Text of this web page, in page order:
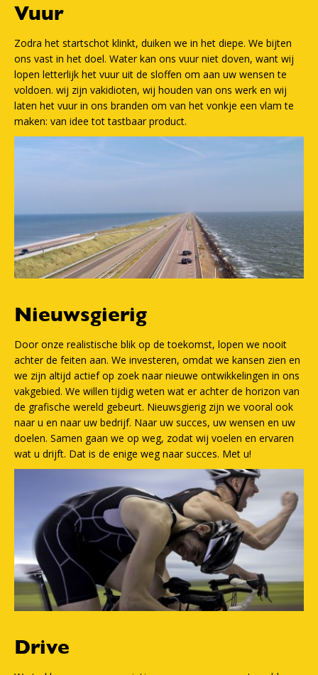
Vuur
Zodra het startschot klinkt, duiken we in het diepe. We bijten
ons vast in het doel. Water kan ons vuur niet doven, want wij
lopen letterlijk het vuur uit de sloffen om aan uw wensen te
voldoen. wij zijn vakidioten, wij houden van ons werk en wij
laten het vuur in ons branden om van het vonkje een vlam te
maken: van idee tot tastbaar product.
Nieuwsgierig
Door onze realistische blik op de toekomst, lopen we nooit
achter de feiten aan. We investeren, omdat we kansen zien en
we zijn altijd actief op zoek naar nieuwe ontwikkelingen in ons
vakgebied. We willen tijdig weten wat er achter de horizon van
de grafische wereld gebeurt. Nieuwsgierig zijn we vooral ook
naar u en naar uw bedrijf. Naar uw succes, uw wensen en uw
doelen. Samen gaan we op weg, zodat wij voelen en ervaren
wat u drijft. Dat is de enige weg naar succes. Met u!
Drive